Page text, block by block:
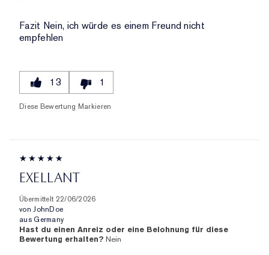
Fazit Nein, ich würde es einem Freund nicht
empfehlen
13 1
Diese Bewertung Markieren
EXELLANT
Übermittelt 22/06/2026
von JohnDoe
aus Germany
Hast du einen Anreiz oder eine Belohnung für diese
Bewertung erhalten? Nein